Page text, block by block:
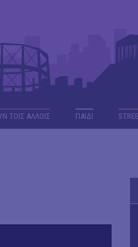
ΤΟΙΣ ΑΛΛΟΙΣ ΠΑΙΔΙ